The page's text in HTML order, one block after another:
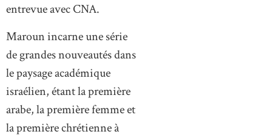
entrevue avec CNA.
Maroun incarne une série
de grandes nouveautés dans
le paysage académique
israélien, étant la première
arabe, la première femme et
la première chrétienne à